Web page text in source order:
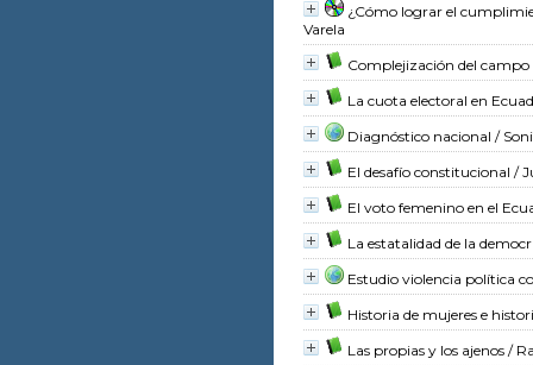
¿Cómo lograr el
Varela
Complejización del
La cuota electoral en
Diagnóstico nacional /
El desafío constitucional /
El voto femenino en el
La estatalidad de la
Estudio violencia política
Historia de mujeres e
Las propias y los ajenos /